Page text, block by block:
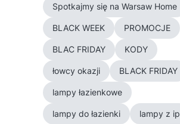
Spotkajmy się na Warsaw Home
BLACK WEEK PROMOCJE
BLAC FRIDAY KODY
łowcy okazji BLACK FRIDAY
lampy łazienkowe
lampy do łazienki lampy z ip